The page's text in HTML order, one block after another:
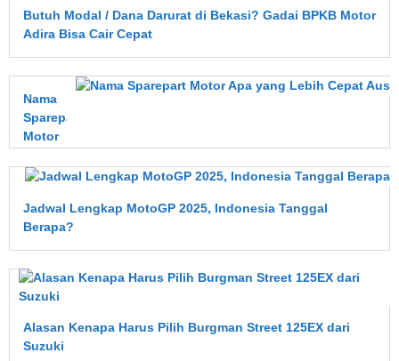
Butuh Modal / Dana Darurat di Bekasi? Gadai BPKB Motor
Adira Bisa Cair Cepat
Nama
Sparepart
Motor
yang
Cepat
Aus?
Ini
Penjelasan
Lengkapnya
Jadwal Lengkap MotoGP 2025, Indonesia Tanggal
Berapa?
Alasan Kenapa Harus Pilih Burgman Street 125EX dari
Suzuki